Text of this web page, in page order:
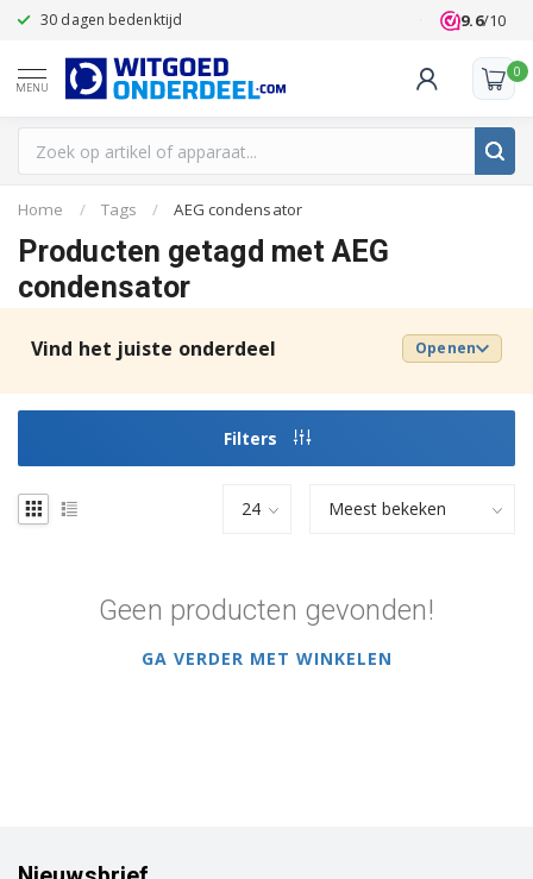
30 dagen bedenktijd Klanten
9.6/10
MENU
0
Home / Tags / AEG condensator
Producten getagd met AEG
condensator
Vind het juiste onderdeel Openen
Filters
Geen producten gevonden!
GA VERDER MET WINKELEN